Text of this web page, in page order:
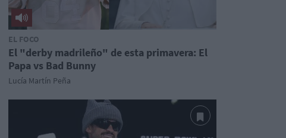
EL FOCO
El "derby madrileño" de esta primavera: El
Papa vs Bad Bunny
Lucía Martín Peña